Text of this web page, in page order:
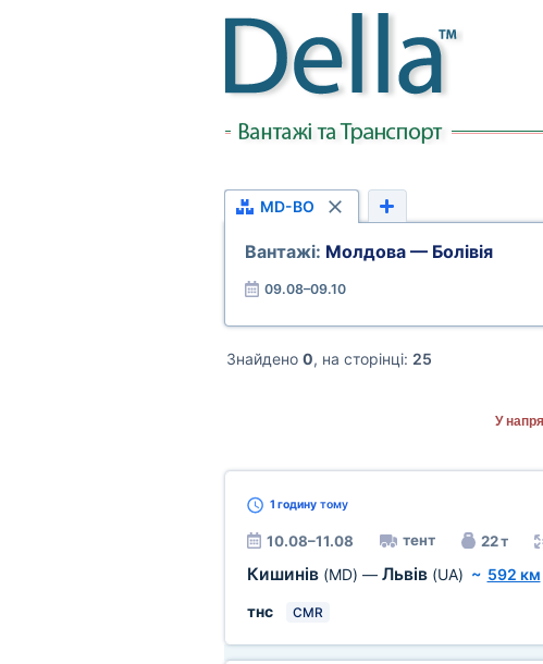
MD-BO
Вантажі: Молдова — Болівія
09.08–09.10
Знайдено 0, на сторінці: 25
У
1 годинутому
10.08–11.08 тент 22 т
Кишинів (MD) — Львів (UA) ~ 592 км
тнс
CMR